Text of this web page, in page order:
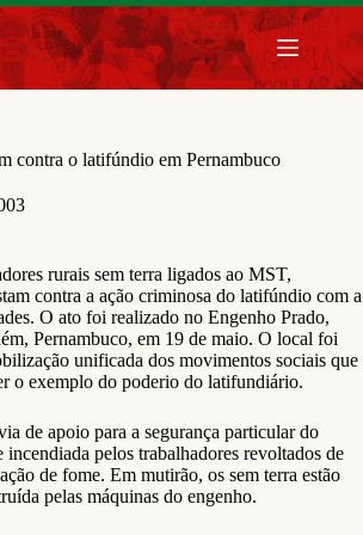
contra o latifúndio em Pernambuco
rurais sem terra ligados ao MST,
contra a ação criminosa do latifúndio com a
O ato foi realizado no Engenho Prado,
Pernambuco, em 19 de maio. O local foi
unificada dos movimentos sociais que
o exemplo do poderio do latifundiário.
de apoio para a segurança particular do
pelos trabalhadores revoltados de
de fome. Em mutirão, os sem terra estão
pelas máquinas do engenho.